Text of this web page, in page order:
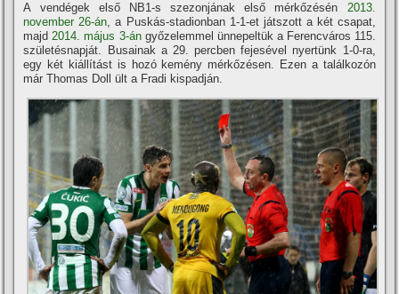
A vendégek első NB1-s szezonjának első mérkőzésén 2013.
november 26-án, a Puskás-stadionban 1-1-et játszott a két csapat,
majd2014. május 3-ángyőzelemmel ünnepeltük a Ferencváros 115.
születésnapját. Busainak a 29. percben fejesével nyertünk 1-0-ra,
egy két kiállítást is hozó kemény mérkőzésen. Ezen a találkozón
már Thomas Doll ült a Fradi kispadján.